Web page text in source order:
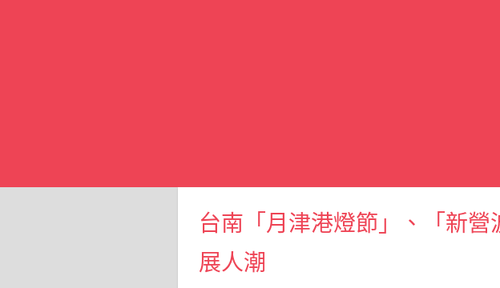
台南「月津港燈節」、「新
展人潮